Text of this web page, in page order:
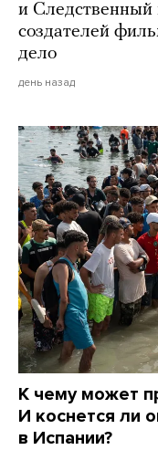
и Следственный
создателей
дело
день назад
К чему может
И коснется ли
в Испании?